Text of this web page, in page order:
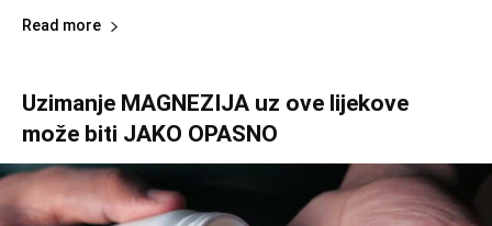
Read more
Uzimanje MAGNEZIJA uz ove lijekove
može biti JAKO OPASNO